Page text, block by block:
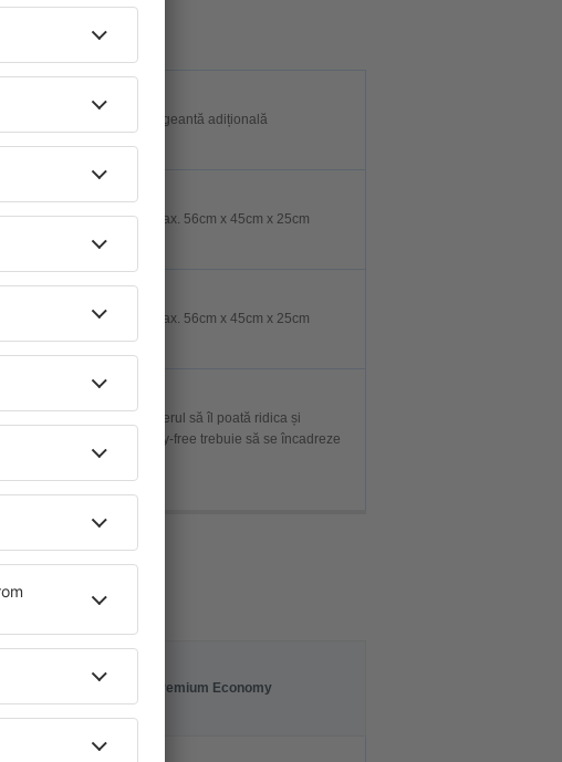
1 geantă adițională
20cm Max. 56cm x 45cm x 25cm
Max. 56cm x 45cm x 25cm
kg, cu condiția ca pasagerul să îl poată ridica și
din aeroport/duty-free trebuie să se încadreze
Clasa Premium Economy